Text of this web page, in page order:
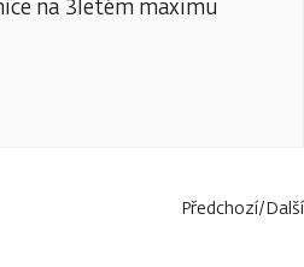
na 3letém maximu
Předchozí/Další